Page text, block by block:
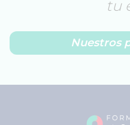
tu
Nuestros